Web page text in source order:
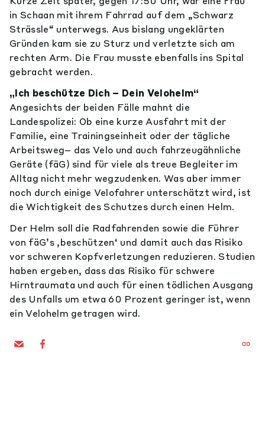
in Schaan mit ihrem Fahrrad auf dem „Schwarz
Strässle“ unterwegs. Aus bislang ungeklärten
Gründen kam sie zu Sturz und verletzte sich am
rechten Arm. Die Frau musste ebenfalls ins Spital
gebracht werden.
„Ich beschütze Dich – Dein Velohelm“
Angesichts der beiden Fälle mahnt die
Landespolizei: Ob eine kurze Ausfahrt mit der
Familie, eine Trainingseinheit oder der tägliche
Arbeitsweg– das Velo und auch fahrzeugähnliche
Geräte (fäG) sind für viele als treue Begleiter im
Alltag nicht mehr wegzudenken. Was aber immer
noch durch einige Velofahrer unterschätzt wird, ist
die Wichtigkeit des Schutzes durch einen Helm.
Der Helm soll die Radfahrenden sowie die Führer
von fäG’s ‚beschützen‘ und damit auch das Risiko
vor schweren Kopfverletzungen reduzieren. Studien
haben ergeben, dass das Risiko für schwere
Hirntraumata und auch für einen tödlichen Ausgang
des Unfalls um etwa 60 Prozent geringer ist, wenn
ein Velohelm getragen wird.